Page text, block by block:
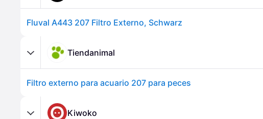
Fluval A443 207 Filtro Externo, Schwarz
Tiendanimal
Filtro externo para acuario 207 para peces
Kiwoko